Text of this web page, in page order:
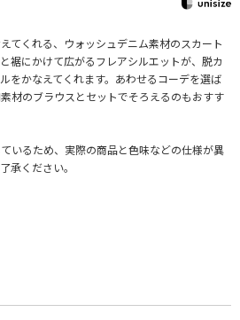
てくれる、ウォッシュデニム素材のスカート
裾にかけて広がるフレアシルエットが、脱カ
をかなえてくれます。あわせるコーデを選ば
材のブラウスとセットでそろえるのもおすす
いるため、実際の商品と色味などの仕様が異
承ください。